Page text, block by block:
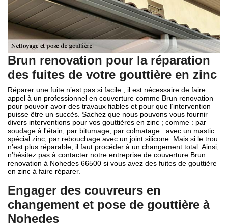
Brun renovation pour la réparation
des fuites de votre gouttière en zinc
Réparer une fuite n’est pas si facile ; il est nécessaire de faire
appel à un professionnel en couverture comme Brun renovation
pour pouvoir avoir des travaux fiables et pour que l’intervention
puisse être un succès. Sachez que nous pouvons vous fournir
divers interventions pour vos gouttières en zinc ; comme : par
soudage à l'étain, par bitumage, par colmatage : avec un mastic
spécial zinc, par rebouchage avec un joint silicone. Mais si le trou
n’est plus réparable, il faut procéder à un changement total. Ainsi,
n’hésitez pas à contacter notre entreprise de couverture Brun
renovation à Nohedes 66500 si vous avez des fuites de gouttière
en zinc à faire réparer.
Engager des couvreurs en
changement et pose de gouttière à
Nohedes